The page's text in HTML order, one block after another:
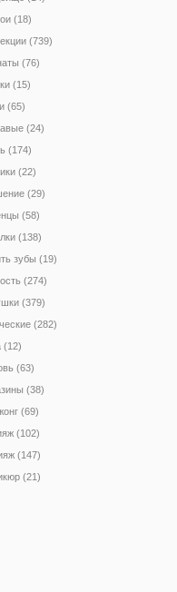
(18)
(739)
(76)
(15)
(65)
(24)
(174)
(22)
(29)
(58)
(138)
зубы (19)
(274)
(379)
(282)
(12)
(63)
(38)
(69)
(102)
(147)
(21)